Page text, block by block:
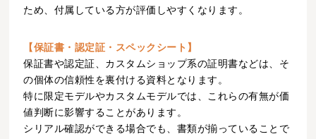
ため、付属している方が評価しやすくなります。
【保証書・認定証・スペックシート】
保証書や認定証、カスタムショップ系の証明書などは、そ
の個体の信頼性を裏付ける資料となります。
特に限定モデルやカスタムモデルでは、これらの有無が価
値判断に影響することがあります。
シリアル確認ができる場合でも、書類が揃っていることで